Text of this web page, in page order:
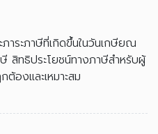
ภาระภาษีที่เกิดขึ้นในวันเกษียณ
สิทธิประโยชน์ทางภาษีสำหรับผู้
องและเหมาะสม